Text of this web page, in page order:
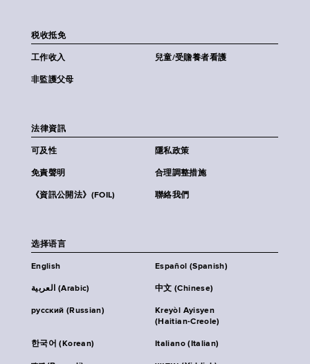
税收抵免
工作收入 兒童/受贍養者看護
非監護父母
法律資訊
可及性 隱私政策
免責聲明 合理調整措施
《資訊公開法》(FOIL) 聯絡我們
选择语言
English Español (Spanish)
العربية (Arabic) 中文 (Chinese)
русский (Russian)
Kreyòl Ayisyen
(Haitian-Creole)
한국어 (Korean) Italiano (Italian)